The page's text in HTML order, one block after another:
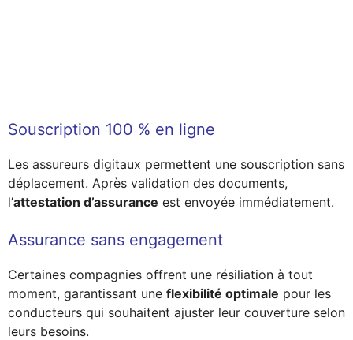
Souscription 100 % en ligne
Les assureurs digitaux permettent une souscription sans
déplacement. Après validation des documents,
l’attestation d’assurance est envoyée immédiatement.
Assurance sans engagement
Certaines compagnies offrent une résiliation à tout
moment, garantissant une flexibilité optimale pour les
conducteurs qui souhaitent ajuster leur couverture selon
leurs besoins.